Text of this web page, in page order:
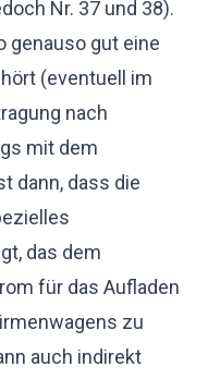
Nr. 37 und 38).
genauso gut eine
(eventuell im
nach
mit dem
dann, dass die
das dem
für das Aufladen
zu
auch indirekt